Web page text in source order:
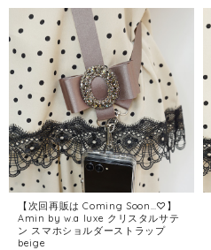
【次回再販は Coming Soon…♡】
Amin by w.a luxe クリスタルサテ
ン スマホショルダーストラップ
beige